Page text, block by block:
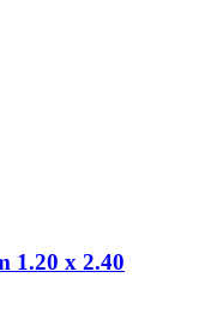
1.20 x 2.40